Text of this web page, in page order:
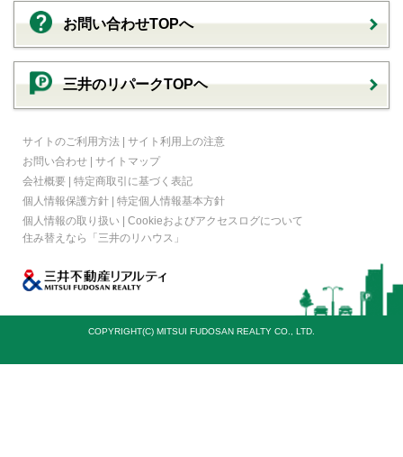
お問い合わせTOPへ
三井のリパークTOPヘ
サイトのご利用方法 | サイト利用上の注意
お問い合わせ | サイトマップ
会社概要 | 特定商取引に基づく表記
個人情報保護方針 | 特定個人情報基本方針
個人情報の取り扱い | Cookieおよびアクセスログについて
住み替えなら
「三井のリハウス」
COPYRIGHT(C) MITSUI FUDOSAN REALTY CO., LTD.